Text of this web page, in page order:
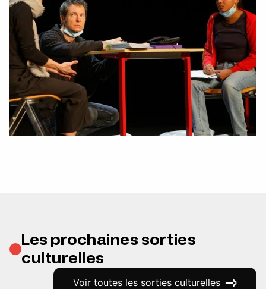
Les prochaines sorties
culturelles
Voir toutes les sorties culturelles